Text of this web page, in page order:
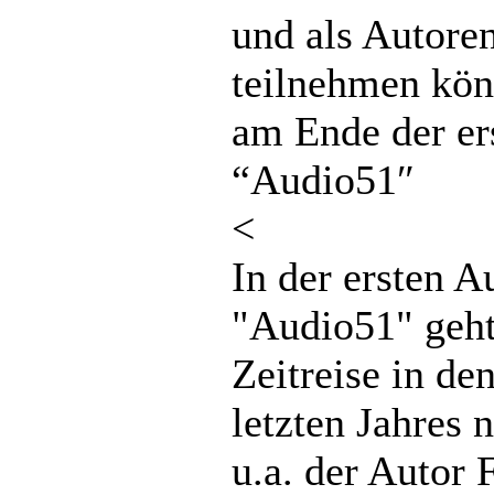
und als
teilnehmen
am Ende der
“Audio51″
<
In der ersten
"Audio51"
Zeitreise in
letzten Jahres
u.a. der Autor